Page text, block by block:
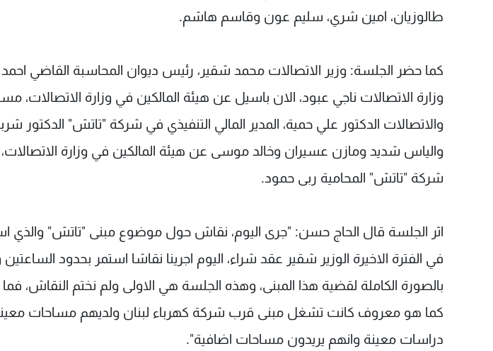
طالوزيان، امين شري، سليم عون وقاسم هاشم.
كما حضر الجلسة: وزير الاتصالات محمد شقير، رئيس ديوان المحاسبة القاضي
وزارة الاتصالات ناجي عبود، الان باسيل عن هيئة المالكين في وزارة الاتصالات،
والاتصالات الدكتور علي حمية، المدير المالي التنفيذي في شركة "تاتش" الدكتور
والياس شديد ومازن عسيران وخالد موسى عن هيئة المالكين في وزارة
شركة "تاتش" المحامية ربى حمود.
اثر الجلسة قال الحاج حسن: "جرى اليوم، نقاش حول موضوع مبنى "تاتش" والذي
في الفترة الاخيرة الوزير شقير عقد شراء، اليوم اجرينا نقاشا استمر بحدود
بالصورة الكاملة لقضية هذا المبنى، وهذه الجلسة هي الاولى ولم نختم النقاش،
كما هو معروف كانت تشغل مبنى قرب شركة كهرباء لبنان ولديهم مساحات معينة،
دراسات معينة وانهم يريدون مساحات اضافية".